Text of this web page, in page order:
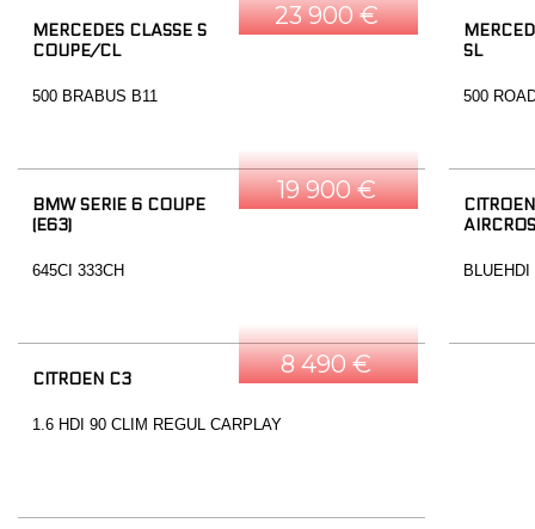
23 900 €
MERCEDES CLASSE S
COUPE/CL
500 BRABUS B11
SL
500
19 900 €
BMW SERIE 6 COUPE
(E63)
645CI 333CH
8 490 €
CITROEN C3
1.6 HDI 90 CLIM REGUL CARPLAY